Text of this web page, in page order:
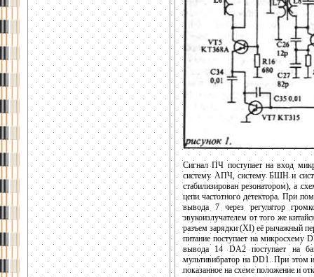
Сигнал ПЧ поступает на вход
систему АПЧ, систему БШН и
стабилизирован резонатором), а
цепи частотного детектора. При
вывода 7 через регулятор
эвукоизлучателем от того же
разъем зарядки (XI) её рычажный
питание поступает на микросхему
вывода 14 DA2 поступает на
мультивибратор на DD1. При этом
показанное на схеме положение и